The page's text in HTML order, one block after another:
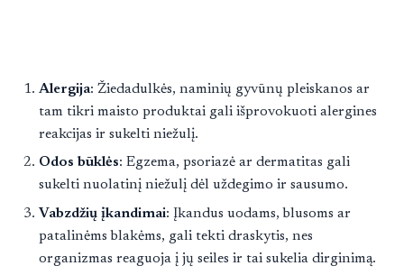
Alergija: Žiedadulkės, naminių gyvūnų pleiskanos ar
tam tikri maisto produktai gali išprovokuoti alergines
reakcijas ir sukelti niežulį.
Odos būklės: Egzema, psoriazė ar dermatitas gali
sukelti nuolatinį niežulį dėl uždegimo ir sausumo.
Vabzdžių įkandimai: Įkandus uodams, blusoms ar
patalinėms blakėms, gali tekti draskytis, nes
organizmas reaguoja į jų seiles ir tai sukelia dirginimą.